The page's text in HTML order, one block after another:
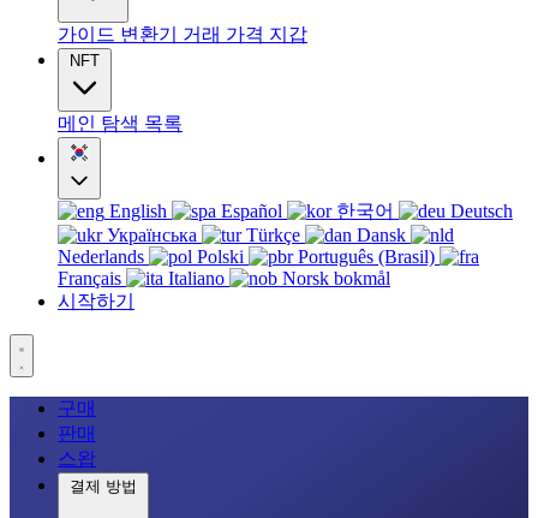
가이드 변환기 거래 가격 지갑
NFT
메인 탐색 목록
English Español 한국어
Deutsch
Українська
Türkçe
Dansk
Nederlands
Polski
Português (Brasil)
Français
Italiano
Norsk bokmål
시작하기
구매
판매
스왑
결제 방법